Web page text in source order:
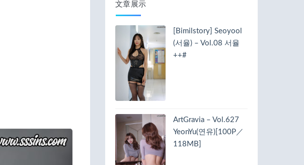
文章展示
[Bimilstory] Seoyool
(서율) – Vol.08 서율
++#
ArtGravia – Vol.627
YeonYu(연유)[100P／
118MB]